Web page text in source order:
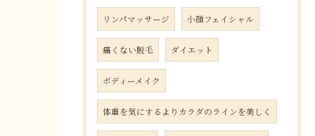
リンパマッサージ 小顔フェイシャル
痛くない脱毛 ダイエット
ボディーメイク
体重を気にするよりカラダのラインを美しく